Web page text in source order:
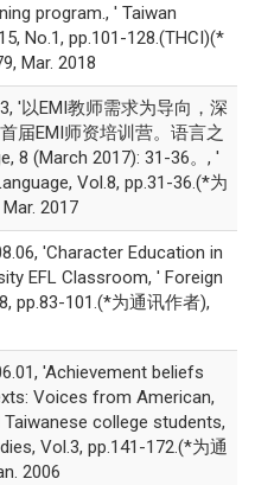
program., ' Taiwan
No.1, pp.101-128.(THCI)(*
Mar. 2018
'以EMI教师需求为导向，深
届EMI师资培训营。语言之
8 (March 2017): 31-36。, '
Vol.8, pp.31-36.(*为
2017
'Character Education in
EFL Classroom, ' Foreign
pp.83-101.(*为通讯作者),
'Achievement beliefs
Voices from American,
college students,
Vol.3, pp.141-172.(*为通
2006